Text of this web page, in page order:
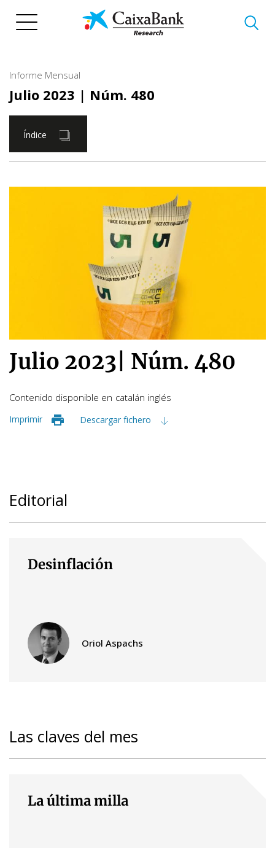
Informe Mensual
Julio 2023 | Núm. 480
Índice
Julio 2023 Núm. 480
Contenido disponible en catalán inglés
Imprimir Descargar fichero
Editorial
Desinflación
Oriol Aspachs
Las claves del mes
La última milla